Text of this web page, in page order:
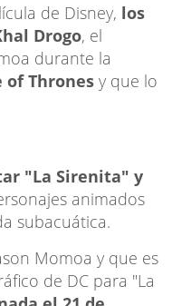
de Disney, los
Drogo, el
durante la
of Thrones y que lo
"La Sirenita" y
animados
subacuática.
Momoa y que es
de DC para "La